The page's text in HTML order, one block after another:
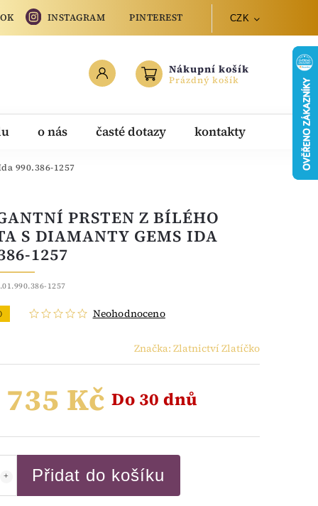
INSTAGRAM PINTEREST CZK
Nákupní košík
Prázdný košík
o nás časté dotazy kontakty
990.386-1257
PRSTEN Z BÍLÉHO
S DIAMANTY GEMS IDA
1257
1257
Neohodnoceno
Značka: Zlatnictví Zlatíčko
Kč Do 30 dnů
Přidat do košíku